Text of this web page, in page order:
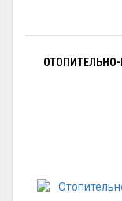
ОТОПИТЕЛЬНО-